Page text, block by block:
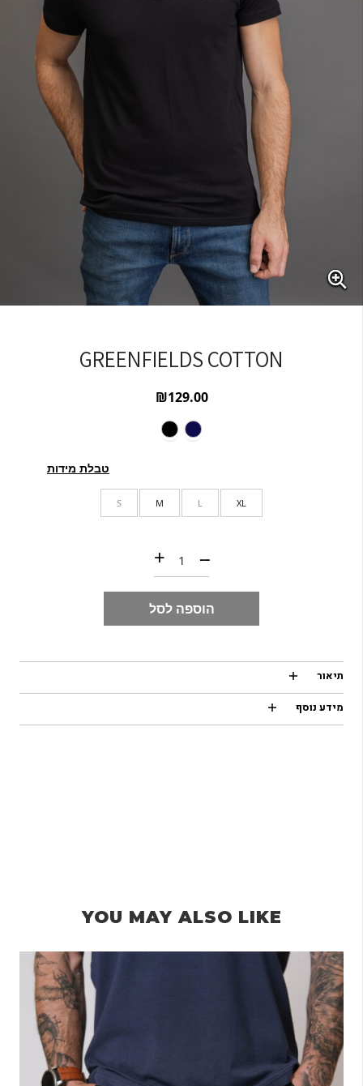
GREENFIELDS COTTON
₪129.00
טבלת מידות
XL
L
M
S
כמות של GREENFIELDS COTTON --
+
הוספה לסל
תיאור
מידע נוסף
YOU MAY ALSO LIKE